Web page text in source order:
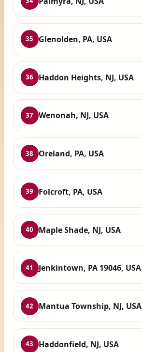
35 Glenolden, PA, USA
36 Haddon Heights, NJ, USA
37 Wenonah, NJ, USA
38 Oreland, PA, USA
39 Folcroft, PA, USA
40 Maple Shade, NJ, USA
41 Jenkintown, PA 19046, USA
42 Mantua Township, NJ, USA
43 Haddonfield, NJ, USA